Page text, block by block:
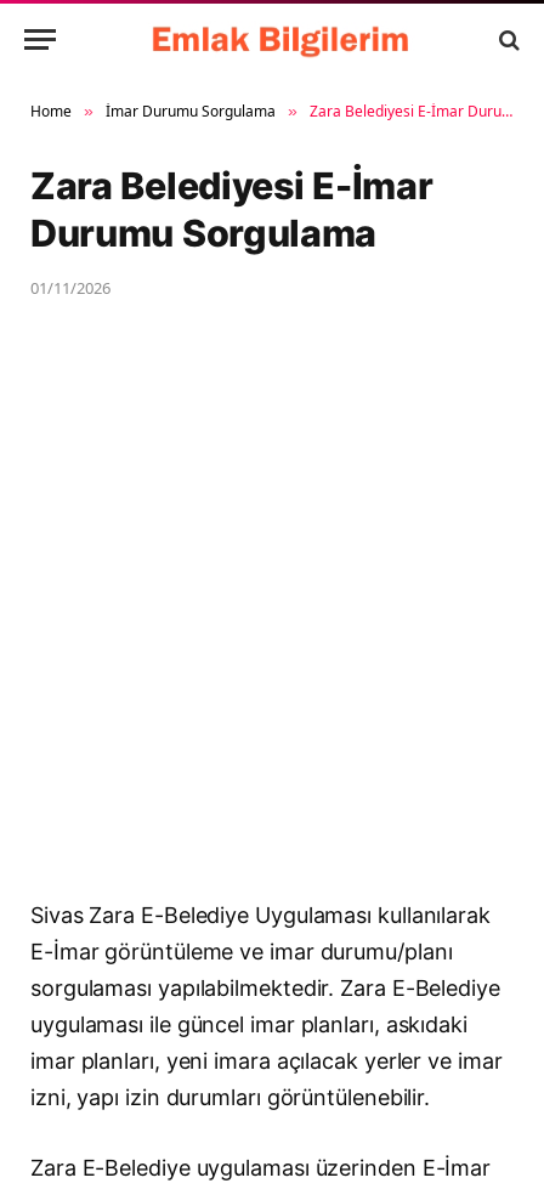
Home » İmar Durumu Sorgulama » Zara Belediyesi E-İmar Durumu Sorgulama
Zara Belediyesi E-İmar
Durumu Sorgulama
01/11/2026
Sivas Zara E-Belediye Uygulaması kullanılarak
E-İmar görüntüleme ve imar durumu/planı
sorgulaması yapılabilmektedir. Zara E-Belediye
uygulaması ile güncel imar planları, askıdaki
imar planları, yeni imara açılacak yerler ve imar
izni, yapı izin durumları görüntülenebilir.
Zara E-Belediye uygulaması üzerinden E-İmar